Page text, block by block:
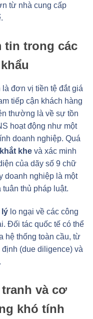
từ nhà cung cấp
tin trong các
đơn vị tiền tệ đắt giá
tiếp cận khách hàng
thường là về sự tồn
hoạt động như một
doanh nghiệp. Quá
khe và xác minh
của dãy số 9 chữ
doanh nghiệp là một
thủ pháp luật.
lý lo ngại về các công
Đối tác quốc tế có thể
hệ thống toàn cầu, từ
(due diligence) và
và cơ
khó tính